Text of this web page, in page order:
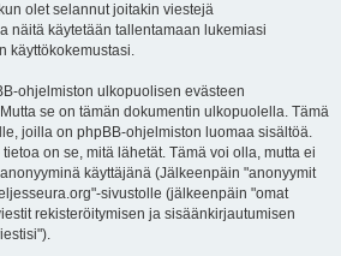
olet selannut joitakin viestejä
näitä käytetään tallentamaan lukemiasi
käyttökokemustasi.
ohjelmiston ulkopuolisen evästeen
se on tämän dokumentin ulkopuolella. Tämä
joilla on phpBB-ohjelmiston luomaa sisältöä.
on se, mitä lähetät. Tämä voi olla, mutta ei
käyttäjänä (Jälkeenpäin "anonyymit
sivustolle (jälkeenpäin "omat
rekisteröitymisen ja sisäänkirjautumisen